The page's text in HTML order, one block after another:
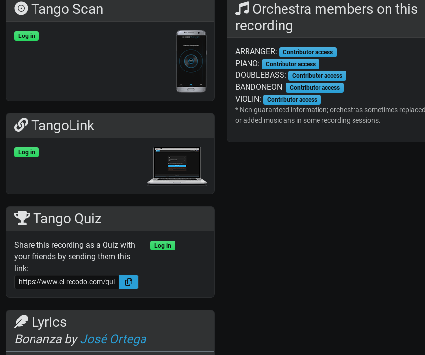
Tango Scan
Log in
TangoLink
Log in
Tango Quiz
Share this recording as a Quiz with
your friends by sending them this
link:
Log in
Lyrics
Bonanza byJosé Ortega
Orchestra members on this
recording
ARRANGER: Contributor access
PIANO: Contributor access
DOUBLEBASS: Contributor access
BANDONEON: Contributor access
VIOLIN: Contributor access
* Non guaranteed information; orchestras sometimes replaced
or added musicians in some recording sessions.